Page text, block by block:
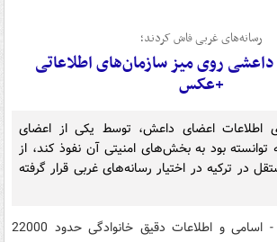
رسانه‌های غربی فاش کردند؛
22هزار داعشی روی میز سازمان‌های اطلاعاتی
+عکس
اطلاعات اعضای داعش، توسط یکی از اعضای
توانسته بود به بخش‌های امنیتی آن نفوذ کند، از
در ترکیه در اختیار رسانه‌های غربی قرار گرفته
-
اسامی و اطلاعات دقیق خانوادگی حدود 22000